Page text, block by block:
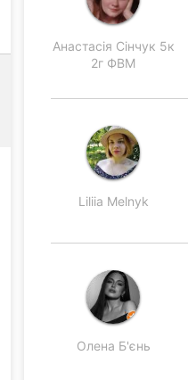
Анастасія Сінчук 5к
2г ФВМ
Liliia Melnyk
Олена Б'єнь